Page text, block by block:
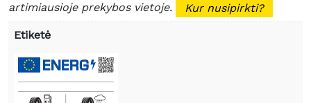
artimiausioje prekybos vietoje.
Kur nusipirkti?
Etiketė